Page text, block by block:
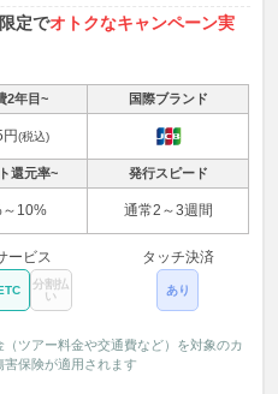
定でオトクなキャンペーン実
2年目~ 国際ブランド
(税込)
還元率~ 発行スピード
10% 通常2～3週間
ービス
分割払
い
タッチ決済
あり
ツアー料金や交通費など）を対象のカ
保険が適用されます